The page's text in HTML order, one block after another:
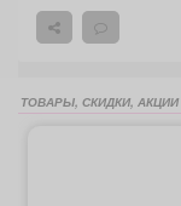
ТОВАРЫ, СКИДКИ, АКЦИИ